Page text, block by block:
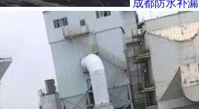
成都防水补漏